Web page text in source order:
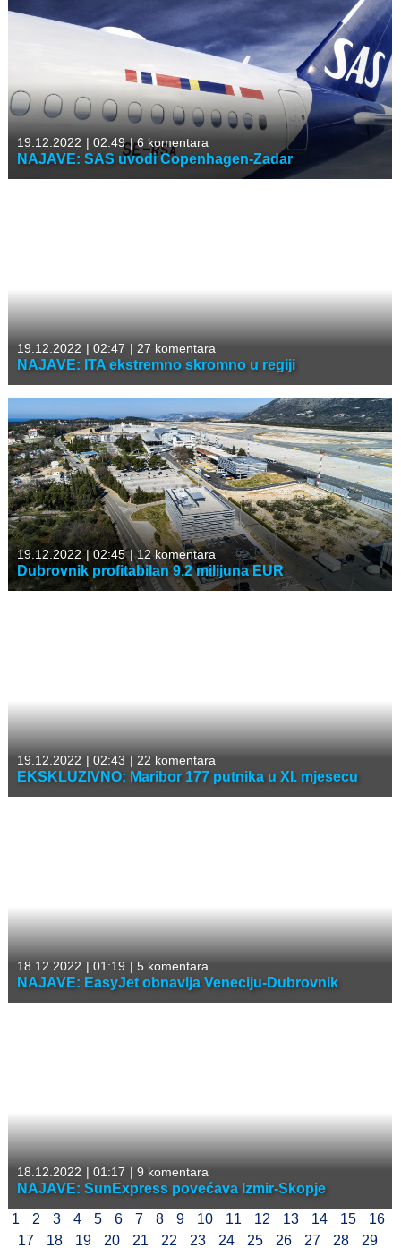
19.12.2022 | 02:49 |6 komentara
NAJAVE: SAS uvodi Copenhagen-Zadar
19.12.2022 | 02:47 | 27 komentara
NAJAVE: ITA ekstremno skromno u regiji
19.12.2022 |02:45 |12 komentara
Dubrovnik profitabilan 9,2 milijuna EUR
19.12.2022 | 02:43 | 22 komentara
EKSKLUZIVNO: Maribor 177 putnika u XI. mjesecu
18.12.2022 | 01:19 | 5 komentara
NAJAVE: EasyJet obnavlja Veneciju-Dubrovnik
18.12.2022 | 01:17 | 9 komentara
NAJAVE: SunExpress povećava Izmir-Skopje
1
2 3 4 5 6 7 8 9 10 11 12 13 14 15
16
17
18 19 20 21 22 23 24 25 26 27 28 29